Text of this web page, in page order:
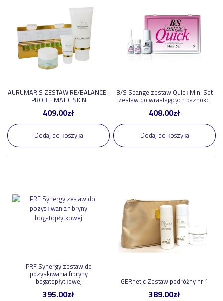
AURUMARIS ZESTAW RE/BALANCE-
PROBLEMATIC SKIN
409.00zł
Dodaj do koszyka
B/S Spange zestaw Quick Mini Set
zestaw do wrastających paznokci
408.00zł
Dodaj do koszyka
PRF Synergy zestaw do
pozyskiwania fibryny
bogatopłytkowej
395.00zł
GERnetic Zestaw podróżny nr 1
389.00zł